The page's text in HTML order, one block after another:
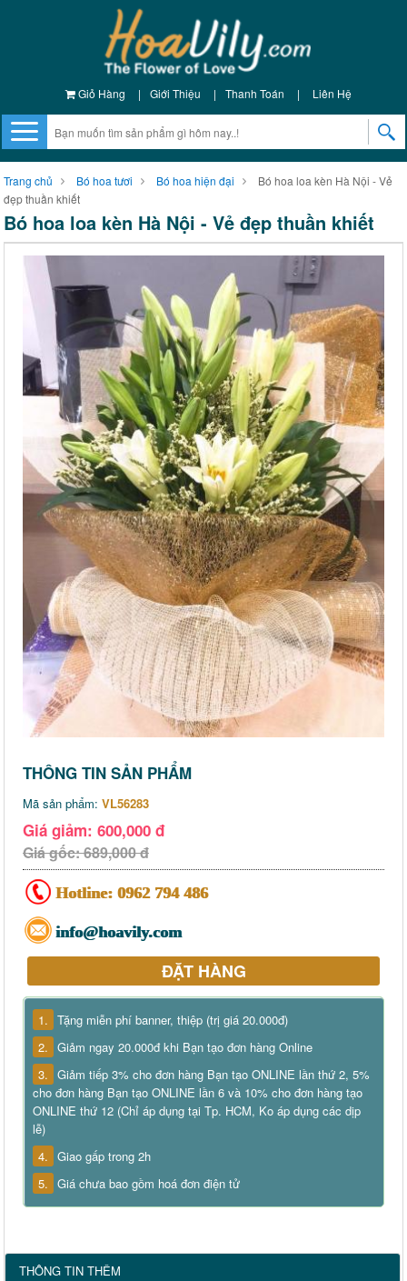
Giỏ Hàng | Giới Thiệu | Thanh Toán | Liên Hệ
Trang chủ Bó hoa tươi Bó hoa hiện đại
Bó hoa loa kèn Hà Nội - Vẻ
đẹp thuần khiết
Bó hoa loa kèn Hà Nội - Vẻ đẹp thuần khiết
THÔNG TIN SẢN PHẨM
Mã sản phẩm: VL56283
Giá giảm: 600,000 đ
Giá gốc: 689,000 đ
Hotline: 0962 794 486
info@hoavily.com
ĐẶT HÀNG
1. Tặng miễn phí banner, thiệp (trị giá 20.000đ)
2. Giảm ngay 20.000đ khi Bạn tạo đơn hàng Online
3. Giảm tiếp 3% cho đơn hàng Bạn tạo ONLINE lần thứ 2, 5%
cho đơn hàng Bạn tạo ONLINE lần 6 và 10% cho đơn hàng tạo
ONLINE thứ 12 (Chỉ áp dụng tại Tp. HCM, Ko áp dụng các dịp
lễ)
4. Giao gấp trong 2h
5. Giá chưa bao gồm hoá đơn điện tử
THÔNG TIN THÊM